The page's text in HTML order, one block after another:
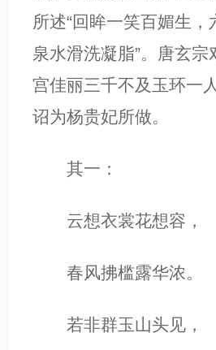
所述“回眸一笑百媚生
泉水滑洗凝脂”。唐玄
宫佳丽三千不及玉环一
诏为杨贵妃所做。
其一：
云想衣裳花想容，
春风拂槛露华浓。
若非群玉山头见，